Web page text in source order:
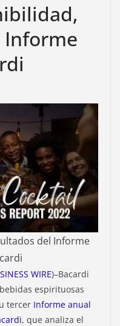
Informe
del Informe
WIRE)–Bacardi
espirituosas
tercer Informe anual
, que analiza el